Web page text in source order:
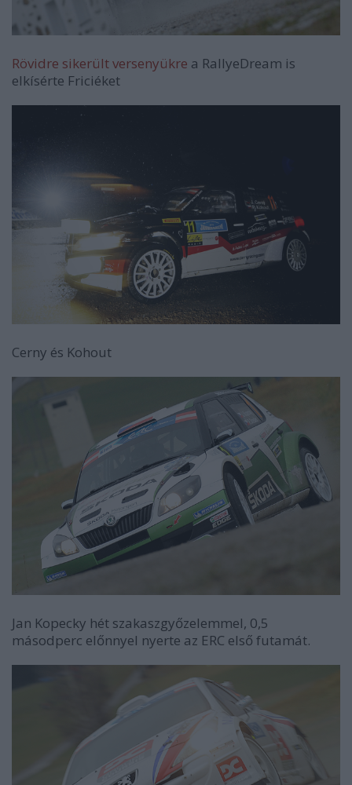
Rövidre sikerült versenyükre a RallyeDream is
elkísérte Friciéket
Cerny és Kohout
Jan Kopecky hét szakaszgyőzelemmel, 0,5
másodperc előnnyel nyerte az ERC első futamát.